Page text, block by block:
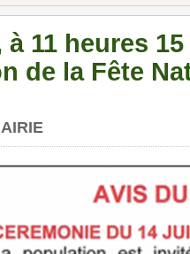
11 heures 15
de la Fête